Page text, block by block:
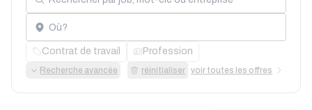
Localisation
Contrat de travail Profession
Recherche avancée réinitialiser voir toutes les offres